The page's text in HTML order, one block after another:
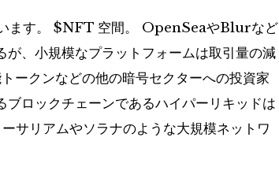
ます。 $NFT 空間。 OpenSeaやBlurなど
、小規模なプラットフォームは取引量の減
ークンなどの他の暗号セクターへの投資家
ロックチェーンであるハイパーリキッドは
サリアムやソラナのような大規模ネットワ